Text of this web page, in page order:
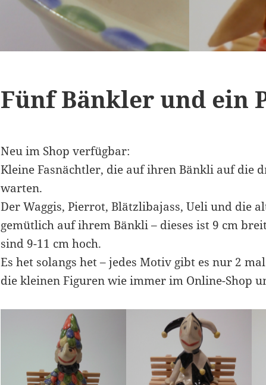
Fünf Bänkler und ein
Neu im Shop verfügbar:
Kleine Fasnächtler, die auf ihren Bänkli auf die
warten.
Der Waggis, Pierrot, Blätzlibajass, Ueli und die
gemütlich auf ihrem Bänkli – dieses ist 9 cm
sind 9-11 cm hoch.
Es het solangs het – jedes Motiv gibt es nur 2
die kleinen Figuren wie immer im Online-Shop